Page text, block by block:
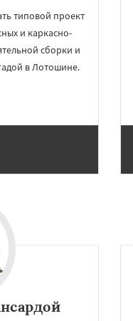
типовой проект
и каркасно-
сборки и
в Лотошине.